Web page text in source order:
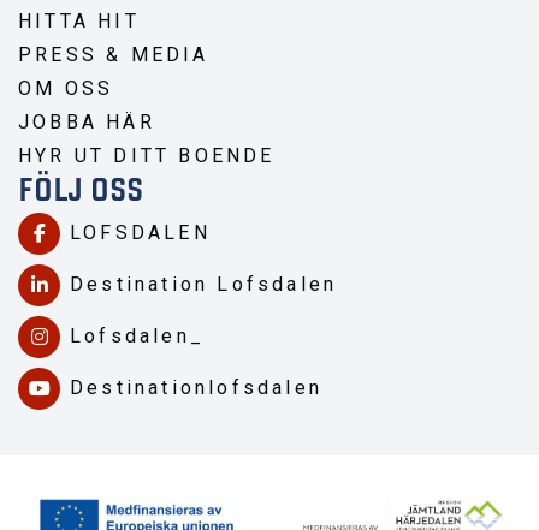
HITTA HIT
PRESS & MEDIA
OM OSS
JOBBA HÄR
HYR UT DITT BOENDE
FÖLJ OSS
LOFSDALEN
Destination Lofsdalen
Lofsdalen_
Destinationlofsdalen